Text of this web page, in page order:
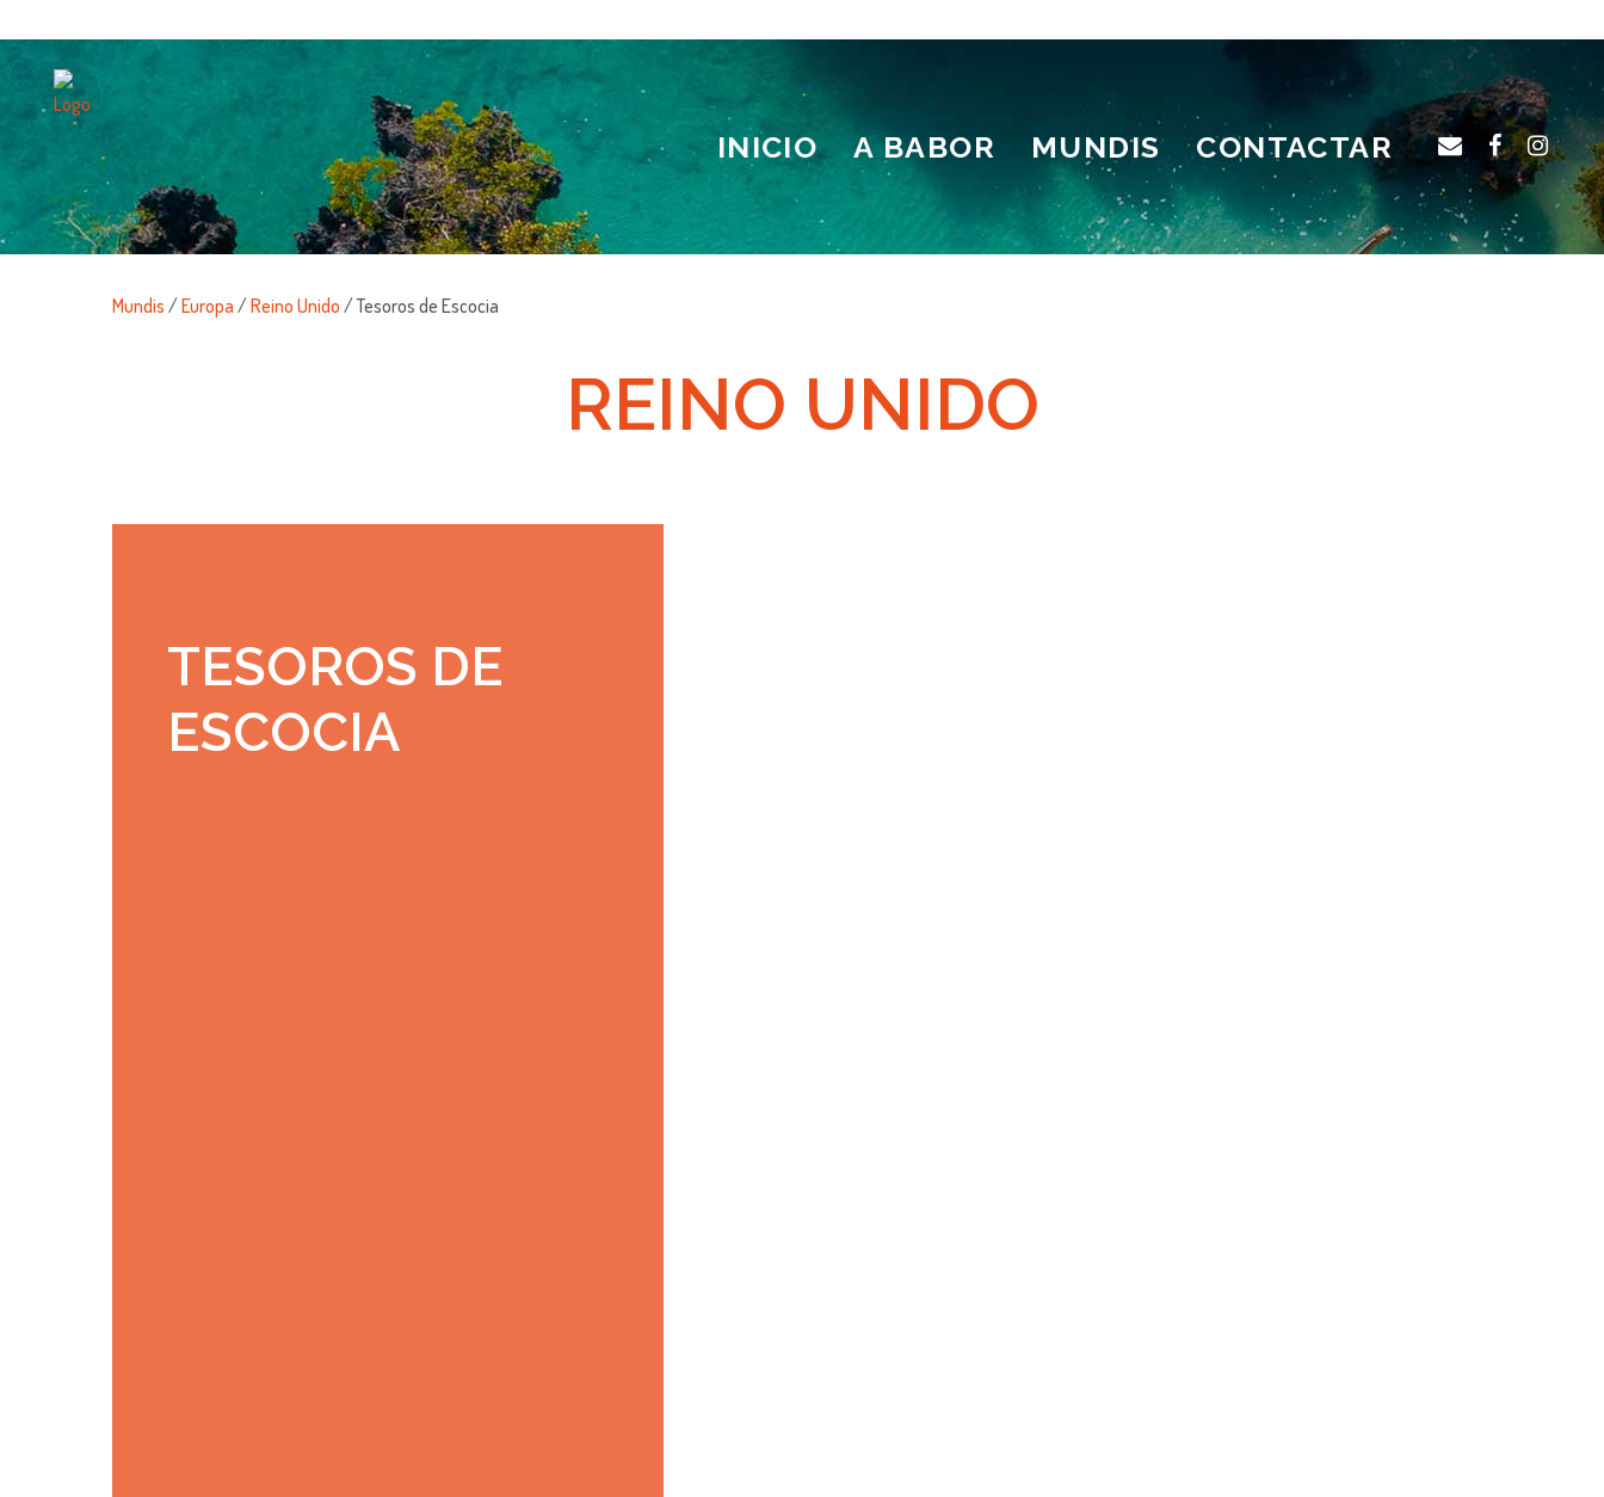
INICIO A BABOR MUNDIS CONTACTAR
Mundis /Europa /Reino Unido / Tesoros de Escocia
REINO UNIDO
TESOROS DE
ESCOCIA